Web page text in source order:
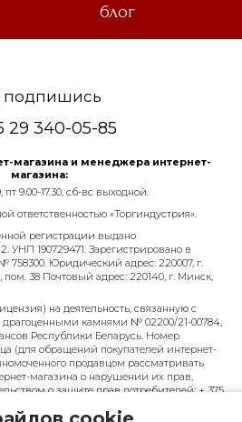
блог
подпишись
29 340-05-85
магазина и менеджера интернет-
магазина:
пт 9.00-17.30, сб-вс выходной.
ответственностью «Торгиндустрия».
регистрации выдано
УНП 190729471. Зарегистрировано в
758300. Юридический адрес: 220007, г.
38 Почтовый адрес: 220140, г. Минск,
на деятельность, связанную с
камнями № 02200/21-00784,
Республики Беларусь. Номер
(для обращений покупателей интернет-
продавцом рассматривать
магазина о нарушении их прав,
о защите прав потребителей: + 375
граждан и юридических лиц